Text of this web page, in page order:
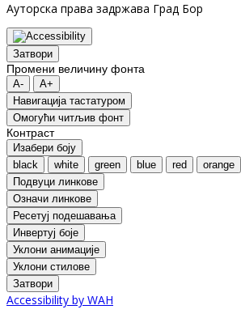
Ауторска права задржава Град Бор
Затвори
Промени величину фонта
A-
A+
Навигација тастатуром
Oмогући читљив фонт
Контраст
Изабери боју
black
white green blue red orange
Подвуци линкове
Означи линкове
Ресетуј подешавања
Инвертуј боје
Уклони анимације
Уклони стилове
Затвори
Accessibility by WAH